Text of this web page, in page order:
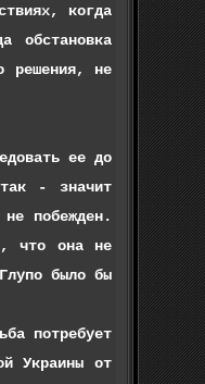
когда
обстановка
решения, не
ее до
- значит
побежден.
что она не
было бы
потребует
Украины от